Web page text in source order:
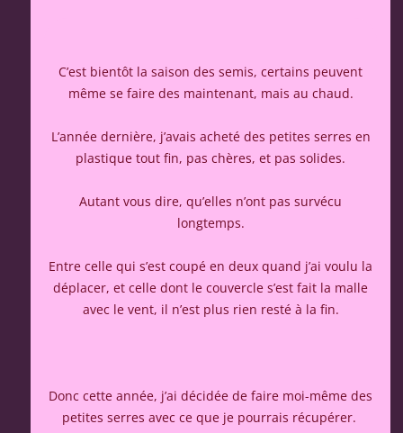
C’est bientôt la saison des semis, certains peuvent
même se faire des maintenant, mais au chaud.
L’année dernière, j’avais acheté des petites serres en
plastique tout fin, pas chères, et pas solides.
Autant vous dire, qu’elles n’ont pas survécu
longtemps.
Entre celle qui s’est coupé en deux quand j’ai voulu la
déplacer, et celle dont le couvercle s’est fait la malle
avec le vent, il n’est plus rien resté à la fin.
Donc cette année, j’ai décidée de faire moi-même des
petites serres avec ce que je pourrais récupérer.